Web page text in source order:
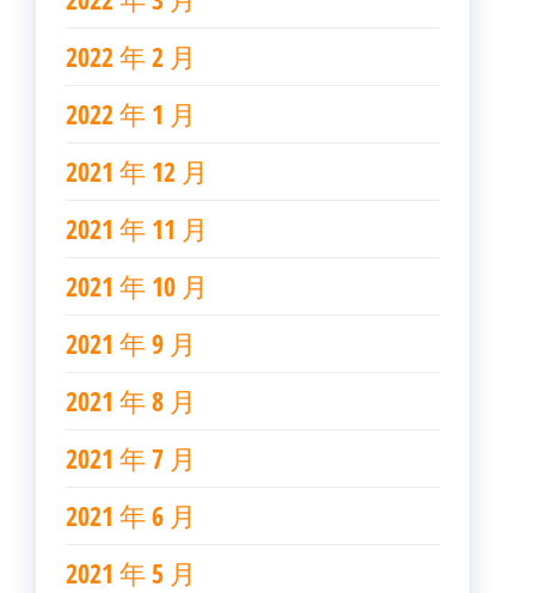
2022 年 2 月
2022 年 1 月
2021 年 12 月
2021 年 11 月
2021 年 10 月
2021 年 9 月
2021 年 8 月
2021 年 7 月
2021 年 6 月
2021 年 5 月